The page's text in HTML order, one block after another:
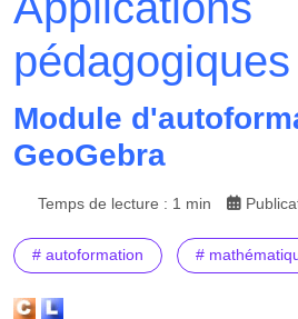
pédagogiques
Module
GeoGebra
Temps de lecture : 1 min
# autoformation #